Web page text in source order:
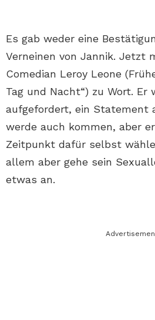
Es gab weder eine
Verneinen von Jannik. Jetzt
Comedian Leroy Leone
Tag und Nacht“) zu Wort. Er
aufgefordert, ein Statement
werde auch kommen, aber
Zeitpunkt dafür selbst
allem aber gehe sein
etwas an.